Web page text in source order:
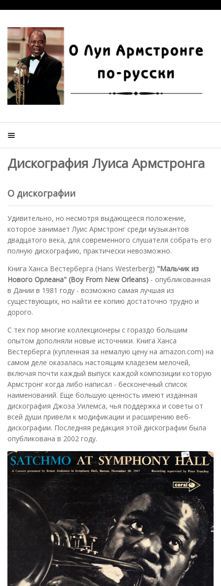
Дискография Луиса Армстронга
О дискографии
Удивительно, но несмотря выдающееся положение,
которое занимает Луис Армстронг среди музыкантов
двадцатого века, для современного слушателя собрать его
полную дискографию, практически невозможно.
Книга Ханса Вестерберга (Hans Westerberg) "Мальчик из
Нового Орлеана" (Boy From New Orleans) - опубликованная
в Дании в 1981 году - возможно самая лучшая из
существующих, но найти ее копию достаточно трудно и
дорого.
С тех пор многие коллекционеры с гораздо большим
опытом дополняли новые источники. Книга Ханса
Вестерберга (купленная за немалую цену на amazon.com) на
самом деле оказалась настоящим кладезем мелочей,
включая почти каждый выпуск каждой композиции которую
Армстронг когда либо написал - бесконечный список
наименований. Еще большую ценность имеют изданная
дискография Джоза Уилемса, чья поддержка и советы от
всей души привели к модификации и расширению веб-
дискографии. Последняя редакция этой дискографии была
опубликована в 2002 году.